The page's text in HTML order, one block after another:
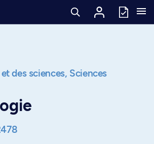
des sciences, Sciences